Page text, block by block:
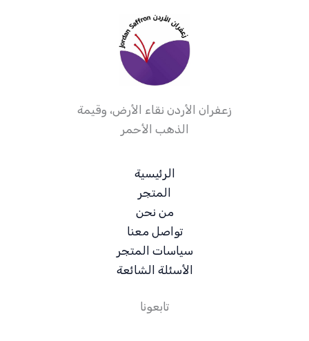
زعفران الأردن نقاء الأرض، وقيمة
الذهب الأحمر
الرئيسية
المتجر
من نحن
تواصل معنا
سياسات المتجر
الأسئلة الشائعة
تابعونا